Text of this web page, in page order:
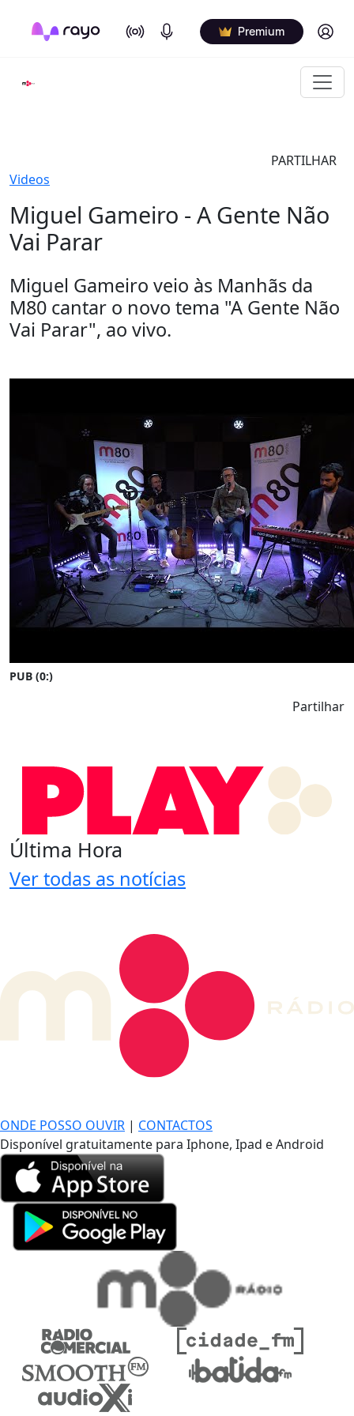
On Air Podcasts Premium Log in
PARTILHAR
Videos
Miguel Gameiro - A Gente Não
Vai Parar
Miguel Gameiro veio às Manhãs da
M80 cantar o novo tema "A Gente Não
Vai Parar", ao vivo.
PUB (0:)
Partilhar
Última Hora
Ver todas as notícias
ONDE POSSO OUVIR | CONTACTOS
Disponível gratuitamente para Iphone, Ipad e Android